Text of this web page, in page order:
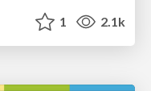
1 2.1k